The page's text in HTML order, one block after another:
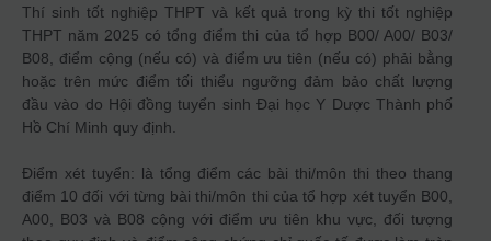
Thí sinh tốt nghiệp THPT và kết quả trong kỳ thi tốt nghiệp
THPT năm 2025 có tổng điểm thi của tổ hợp B00/ A00/ B03/
B08, điểm cộng (nếu có) và điểm ưu tiên (nếu có) phải bằng
hoặc trên mức điểm tối thiểu ngưỡng đảm bảo chất lượng
đầu vào do Hội đồng tuyển sinh Đại học Y Dược Thành phố
Hồ Chí Minh quy định.
Điểm xét tuyển: là tổng điểm các bài thi/môn thi theo thang
điểm 10 đối với từng bài thi/môn thi của tổ hợp xét tuyển B00,
A00, B03 và B08 cộng với điểm ưu tiên khu vực, đối tượng